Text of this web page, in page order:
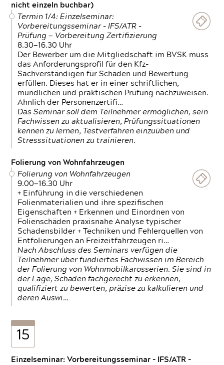
nicht einzeln buchbar)
Termin 1/4: Einzelseminar:
Vorbereitungsseminar - IFS/ATR -
Prüfung — Vorbereitung Zertifizierung
8.30—16.30 Uhr
Der Bewerber um die Mitgliedschaft im BVSK muss
das Anforderungsprofil für den Kfz-
Sachverständigen für Schäden und Bewertung
erfüllen. Dieses hat er in einer schriftlichen,
mündlichen und praktischen Prüfung nachzuweisen.
Ähnlich der Personenzertifi…
Das Seminar soll dem Teilnehmer ermöglichen, sein
Fachwissen zu aktualisieren, Prüfungssituationen
kennen zu lernen, Testverfahren einzuüben und
Stresssituationen zu trainieren.
Folierung von Wohnfahrzeugen
Folierung von Wohnfahrzeugen
9.00—16.30 Uhr
+ Einführung in die verschiedenen
Folienmaterialien und ihre spezifischen
Eigenschaften + Erkennen und Einordnen von
Folienschäden praxisnahe Analyse typischer
Schadensbilder + Techniken und Fehlerquellen von
Entfolierungen an Freizeitfahrzeugen ri…
Nach Abschluss des Seminars verfügen die
Teilnehmer über fundiertes Fachwissen im Bereich
der Folierung von Wohnmobilkarosserien. Sie sind in
der Lage, Schäden fachgerecht zu erkennen,
qualifiziert zu bewerten, präzise zu kalkulieren und
deren Auswi…
15
Einzelseminar: Vorbereitungsseminar - IFS/ATR -